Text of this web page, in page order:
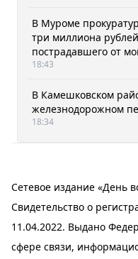
В Муроме
три миллиона
пострадавшего от
18:43
В Камешковском
железнодорожном
18:34
Сетевое издание «День
Свидетельство о
11.04.2022. Выдано
сфере связи,